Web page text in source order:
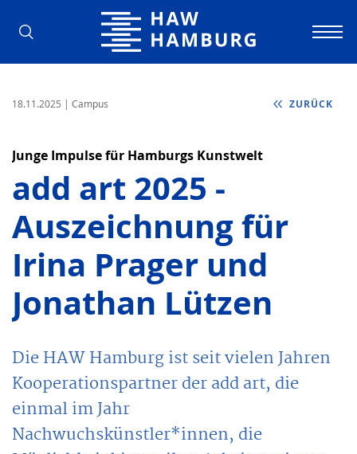
Hochschule für Angewandte
18.11.2025 | Campus ZURÜCK
Junge Impulse für Hamburgs Kunstwelt
add art 2025 -
Auszeichnung für
Irina Prager und
Jonathan Lützen
Die HAW Hamburg ist seit vielen Jahren
Kooperationspartner der add art, die
einmal im Jahr
Nachwuchskünstler*innen, die